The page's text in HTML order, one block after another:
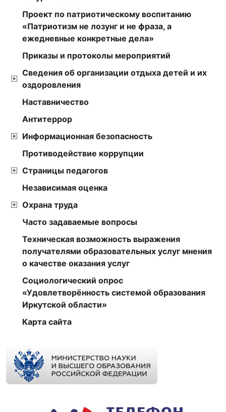
Проект по патриотическому воспитанию
«Патриотизм не лозунг и не фраза, а
ежедневные конкретные дела»
Приказы и протоколы мероприятий
Сведения об организации отдыха детей и их
оздоровления
Наставничество
Антитеррор
Информационная безопасность
Противодействие коррупции
Страницы педагогов
Независимая оценка
Охрана труда
Часто задаваемые вопросы
Техническая возможность выражения
получателями образовательных услуг мнения
о качестве оказания услуг
Социологический опрос
«Удовлетворённость системой образования
Иркутской области»
Карта сайта